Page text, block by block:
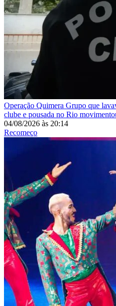
Operação Quimera Grupo que
clube e pousada no Rio
04/08/2026 às 20:14
Recomeço